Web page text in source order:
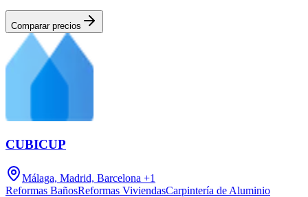
Comparar precios
CUBICUP
Málaga, Madrid, Barcelona +1
Reformas BañosReformas ViviendasCarpintería de Aluminio